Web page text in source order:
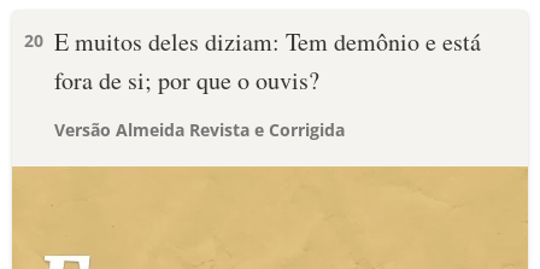
20 E muitos deles diziam: Tem demônio e está
fora de si; por que o ouvis?
Versão Almeida Revista e Corrigida